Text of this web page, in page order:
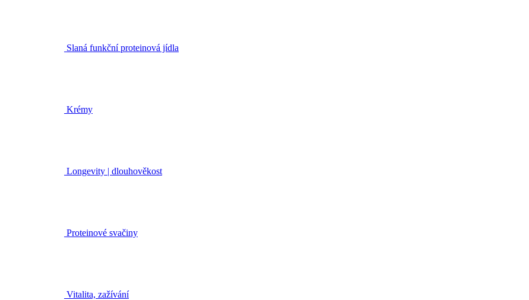
Slaná funkční proteinová jídla
Krémy
Longevity | dlouhověkost
Proteinové svačiny
Vitalita, zažívání